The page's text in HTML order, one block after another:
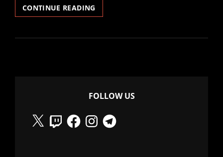
CONTINUE READING
CRISIS
ORDER
FOLLOW US
X
TwitchFacebookInstagramTelegram